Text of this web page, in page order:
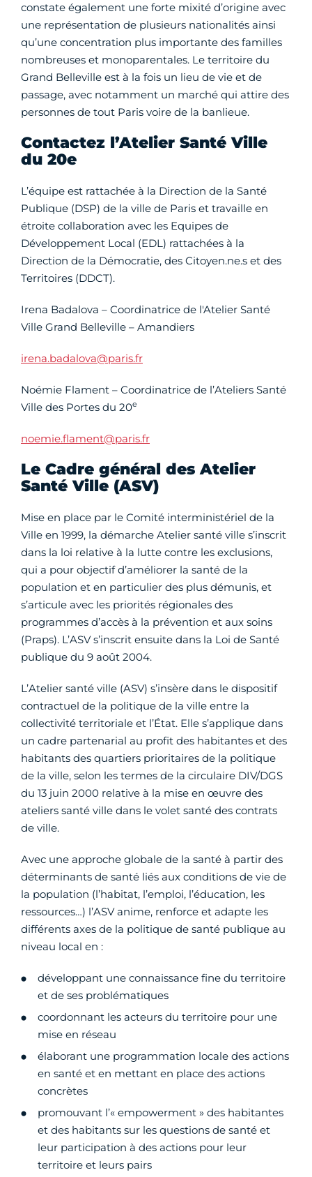
constate également une forte mixité d’origine avec
une représentation de plusieurs nationalités ainsi
qu’une concentration plus importante des familles
nombreuses et monoparentales. Le territoire du
Grand Belleville est à la fois un lieu de vie et de
passage, avec notamment un marché qui attire des
personnes de tout Paris voire de la banlieue.
Contactez l’Atelier Santé Ville
du 20e
L’équipe est rattachée à la Direction de la Santé
Publique (DSP) de la ville de Paris et travaille en
étroite collaboration avec les Equipes de
Développement Local (EDL) rattachées à la
Direction de la Démocratie, des Citoyen.ne.s et des
Territoires (DDCT).
Irena Badalova – Coordinatrice de l'Atelier Santé
Ville Grand Belleville – Amandiers
irena.badalova@paris.fr
Noémie Flament – Coordinatrice de l’Ateliers Santé
Ville des Portes du 20e
noemie.flament@paris.fr
Le Cadre général des Atelier
Santé Ville (ASV)
Mise en place par le Comité interministériel de la
Ville en 1999, la démarche Atelier santé ville s’inscrit
dans la loi relative à la lutte contre les exclusions,
qui a pour objectif d’améliorer la santé de la
population et en particulier des plus démunis, et
s’articule avec les priorités régionales des
programmes d’accès à la prévention et aux soins
(Praps). L’ASV s’inscrit ensuite dans la Loi de Santé
publique du 9 août 2004.
L’Atelier santé ville (ASV) s’insère dans le dispositif
contractuel de la politique de la ville entre la
collectivité territoriale et l’État. Elle s’applique dans
un cadre partenarial au profit des habitantes et des
habitants des quartiers prioritaires de la politique
de la ville, selon les termes de la circulaire DIV/DGS
du 13 juin 2000 relative à la mise en œuvre des
ateliers santé ville dans le volet santé des contrats
de ville.
Avec une approche globale de la santé à partir des
déterminants de santé liés aux conditions de vie de
la population (l’habitat, l’emploi, l’éducation, les
ressources…) l’ASV anime, renforce et adapte les
différents axes de la politique de santé publique au
niveau local en :
développant une connaissance fine du territoire
et de ses problématiques
coordonnant les acteurs du territoire pour une
mise en réseau
élaborant une programmation locale des actions
en santé et en mettant en place des actions
concrètes
promouvant l’« empowerment » des habitantes
et des habitants sur les questions de santé et
leur participation à des actions pour leur
territoire et leurs pairs